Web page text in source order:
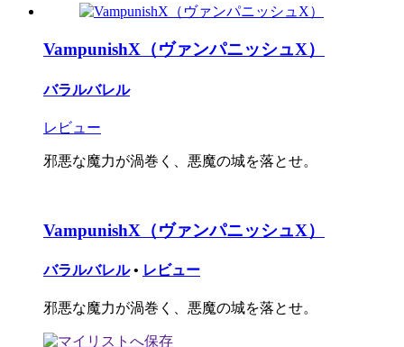
VampunishX（ヴァンパニッシュX）
バラルバレル
レビュー
邪悪な魔力が渦巻く、悪魔の城を落とせ。
VampunishX（ヴァンパニッシュX）
バラルバレル • レビュー
邪悪な魔力が渦巻く、悪魔の城を落とせ。